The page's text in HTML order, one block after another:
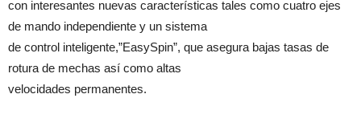
con interesantes nuevas características tales como cuatro ejes
de mando independiente y un sistema
de control inteligente,”EasySpin”, que asegura bajas tasas de
rotura de mechas así como altas
velocidades permanentes.